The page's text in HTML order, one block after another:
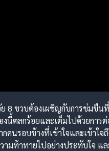
ย 8 ขวบต้องเผชิญกับการข่มขืน
นี้ตลกร้อยและเต็มไปด้วยการ
นรอบข้างที่เข้าใจและเข้าใจถึ
ามท้าทายไปอย่างประทับใจ แล